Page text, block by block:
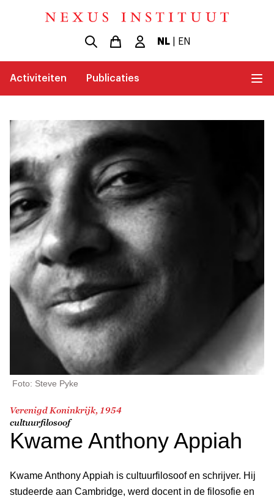
NL| EN
Activiteiten Publicaties
Foto: Steve Pyke
Verenigd Koninkrijk, 1954
cultuurfilosoof
Kwame Anthony Appiah
Kwame Anthony Appiah is cultuurfilosoof en schrijver. Hij
studeerde aan Cambridge, werd docent in de filosofie en